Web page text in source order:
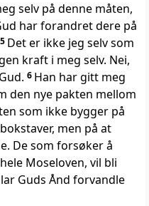
selv på denne måten,
har forandret dere på
5 Det er ikke jeg selv som
kraft i meg selv. Nei,
6 Han har gitt meg
den nye pakten mellom
som ikke bygger på
men på at
De som forsøker å
Moseloven, vil bli
Guds Ånd forvandle